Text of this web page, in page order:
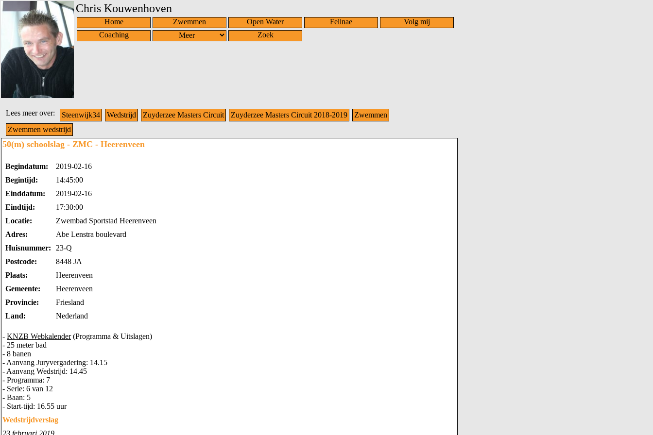
Chris Kouwenhoven
Home Zwemmen Open Water Felinae
Volg mij
Coaching
Zoek
Lees meer over: Steenwijk34 Wedstrijd Zuyderzee Masters Circuit Zuyderzee Masters Circuit 2018-2019
Zwemmen
Zwemmen wedstrijd
50(m) schoolslag - ZMC - Heerenveen
Begindatum:
2019-02-16
Begintijd:
14:45:00
Einddatum:
2019-02-16
Eindtijd:
17:30:00
Locatie:
Zwembad Sportstad Heerenveen
Adres:
Abe Lenstra boulevard
Huisnummer:
23-Q
Postcode:
8448 JA
Plaats:
Heerenveen
Gemeente:
Heerenveen
Provincie:
Friesland
Land:
Nederland
- KNZB Webkalender(Programma & Uitslagen)
- 25 meter bad
- 8 banen
- Aanvang Juryvergadering: 14.15
- Aanvang Wedstrijd: 14.45
- Programma: 7
- Serie: 6 van 12
- Baan: 5
- Start-tijd: 16.55 uur
Wedstrijdverslag
23 februari 2019